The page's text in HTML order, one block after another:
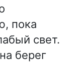
пока
свет.
берег